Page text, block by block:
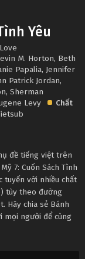
Yêu
M. Horton, Beth
Papalia, Jennifer
Patrick Jordan,
,Sherman
Levy
Chất
đề tiếng việt trên
7: Cuốn Sách Tình
tuyến với nhiều chất
tùy theo đường
Hãy chia sẻ Bánh
mọi người để cùng